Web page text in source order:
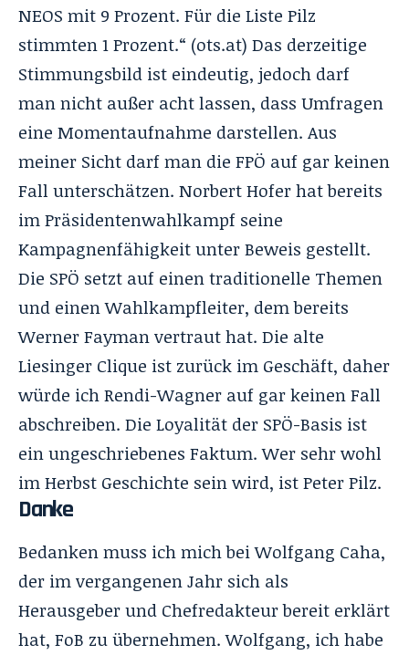
NEOS mit 9 Prozent. Für die Liste Pilz
stimmten 1 Prozent.“ (ots.at) Das derzeitige
Stimmungsbild ist eindeutig, jedoch darf
man nicht außer acht lassen, dass Umfragen
eine Momentaufnahme darstellen. Aus
meiner Sicht darf man die FPÖ auf gar keinen
Fall unterschätzen. Norbert Hofer hat bereits
im Präsidentenwahlkampf seine
Kampagnenfähigkeit unter Beweis gestellt.
Die SPÖ setzt auf einen traditionelle Themen
und einen Wahlkampfleiter, dem bereits
Werner Fayman vertraut hat. Die alte
Liesinger Clique ist zurück im Geschäft, daher
würde ich Rendi-Wagner auf gar keinen Fall
abschreiben. Die Loyalität der SPÖ-Basis ist
ein ungeschriebenes Faktum. Wer sehr wohl
im Herbst Geschichte sein wird, ist Peter Pilz.
Danke
Bedanken muss ich mich bei Wolfgang Caha,
der im vergangenen Jahr sich als
Herausgeber und Chefredakteur bereit erklärt
hat, FoB zu übernehmen. Wolfgang, ich habe